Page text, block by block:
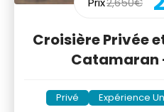
Croisière Privée
Catamaran
Privé Expérience